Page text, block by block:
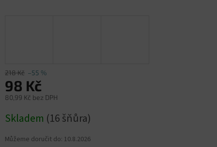
218 Kč –55 %
98 Kč
80,99 Kč bez DPH
cena:
Skladem (16 šňůra)
Můžeme doručit do: 10.8.2026